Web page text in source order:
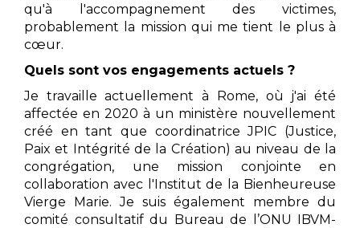
qu'à l'accompagnement des victimes,
probablement la mission qui me tient le plus à
cœur.
Quels sont vos engagements actuels ?
Je travaille actuellement à Rome, où j'ai été
affectée en 2020 à un ministère nouvellement
créé en tant que coordinatrice JPIC (Justice,
Paix et Intégrité de la Création) au niveau de la
congrégation, une mission conjointe en
collaboration avec l'Institut de la Bienheureuse
Vierge Marie. Je suis également membre du
comité consultatif du Bureau de l’ONU IBVM-